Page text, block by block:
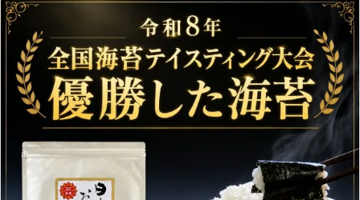
ACCOUNT MENU
ようこそ ゲスト 様
meeting_room ログイン person